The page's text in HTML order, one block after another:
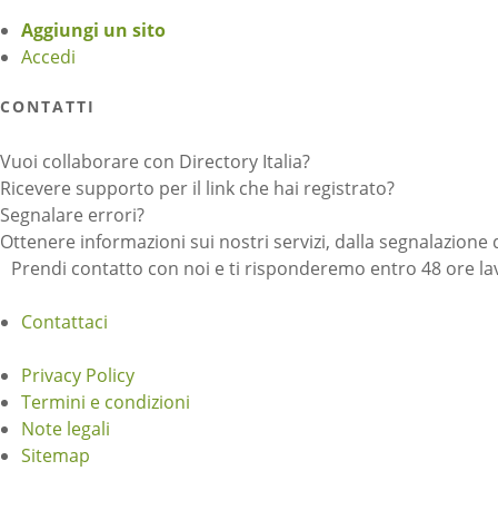
Aggiungi un sito
Accedi
CONTATTI
Vuoi collaborare con Directory Italia?
Ricevere supporto per il link che hai registrato?
Segnalare errori?
Ottenere informazioni sui nostri servizi, dalla
Prendi contatto con noi e ti risponderemo entro 48 ore
Contattaci
Privacy Policy
Termini e condizioni
Note legali
Sitemap